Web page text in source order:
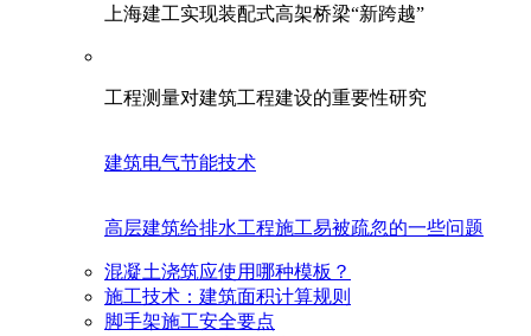
上海建工实现装配式高架桥梁“新跨越”
工程测量对建筑工程建设的重要性研究
建筑电气节能技术
高层建筑给排水工程施工易被疏忽的一些问题
混凝土浇筑应使用哪种模板？
施工技术：建筑面积计算规则
脚手架施工安全要点